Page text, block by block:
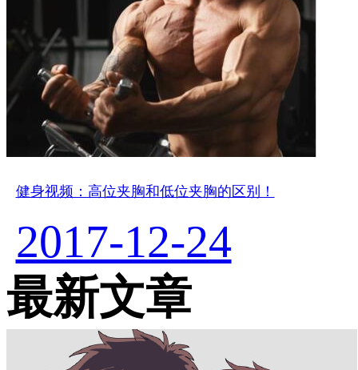
健身视频：高位夹胸和低位夹胸的区别！
2017-12-24
最新文章